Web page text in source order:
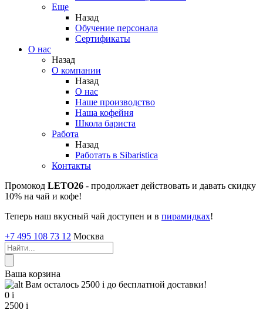
Еще
Назад
Обучение персонала
Сертификаты
О нас
Назад
O компании
Назад
О нас
Наше производство
Наша кофейня
Школа бариста
Работа
Назад
Работать в Sibaristica
Контакты
Промокод LETO26 - продолжает действовать и давать скидку
10% на чай и кофе!
Теперь наш вкусный чай доступен и в пирамидках!
+7 495 108 73 12 Москва
Ваша корзина
Вам осталось 2500 i до бесплатной доставки!
0 i
2500 i